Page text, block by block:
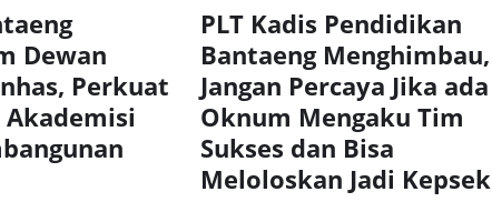
Dewan
Perkuat
PLT Kadis Pendidikan
Bantaeng Menghimbau,
Jangan Percaya Jika ada
Oknum Mengaku Tim
Sukses dan Bisa
Meloloskan Jadi Kepsek